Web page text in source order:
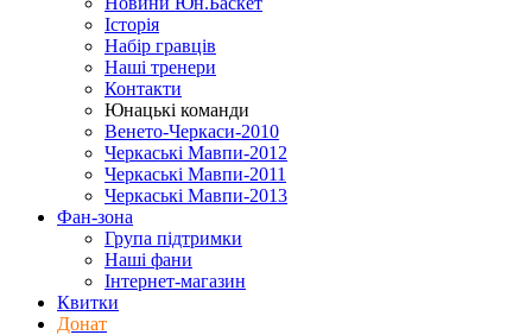
Історія
Набір гравців
Наші тренери
Контакти
Юнацькі команди
Венето-Черкаси-2010
Черкаські Мавпи-2012
Черкаські Мавпи-2011
Черкаські Мавпи-2013
Фан-зона
Група підтримки
Наші фани
Інтернет-магазин
Квитки
Донат